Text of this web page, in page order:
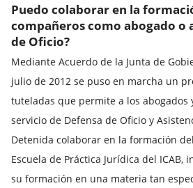
Puedo colaborar en la
compañeros como abogado o
de Oficio?
Mediante Acuerdo de la Junta de
julio de 2012 se puso en marcha un
tuteladas que permite a los abogados
servicio de Defensa de Oficio y
Detenida colaborar en la formación
Escuela de Práctica Jurídica del ICAB,
su formación en una materia tan